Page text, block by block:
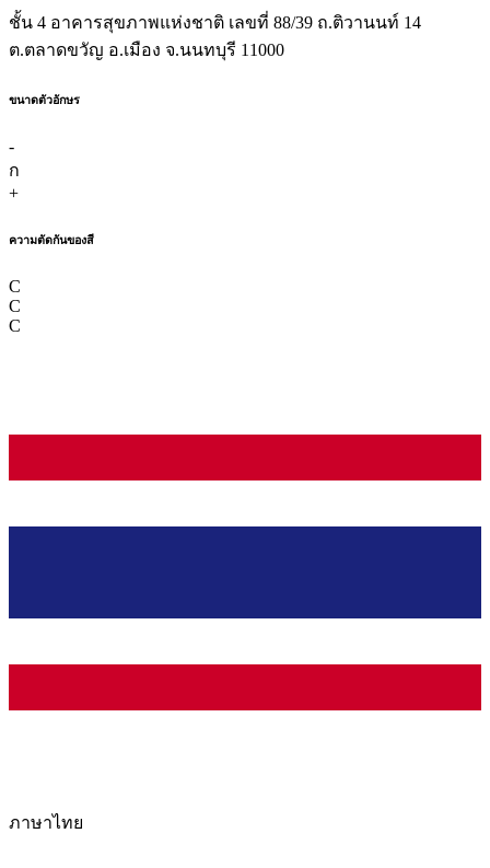
ชั้น 4 อาคารสุขภาพแห่งชาติ เลขที่ 88/39 ถ.ติวานนท์ 14
ต.ตลาดขวัญ อ.เมือง จ.นนทบุรี 11000
ขนาดตัวอักษร
-
ก
+
ความตัดกันของสี
C
C
C
ภาษาไทย